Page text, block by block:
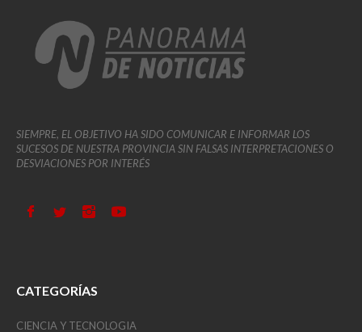
SIEMPRE, EL OBJETIVO HA SIDO COMUNICAR E INFORMAR LOS
SUCESOS DE NUESTRA PROVINCIA SIN FALSAS INTERPRETACIONES O
DESVIACIONES POR INTERÉS
CATEGORÍAS
CIENCIA Y TECNOLOGIA